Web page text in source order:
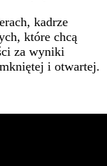
kadrze
które chcą
za wyniki
i otwartej.